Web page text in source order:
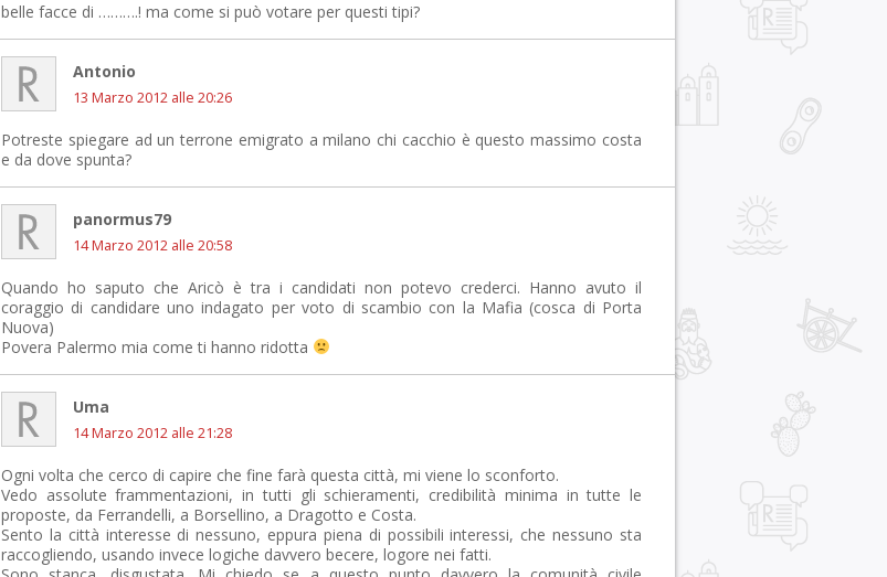
belle facce di ……….! ma come si può votare per questi tipi?
Antonio
13 Marzo 2012 alle 20:26
Potreste spiegare ad un terrone emigrato a milano chi cacchio è questo massimo costa
e da dove spunta?
panormus79
14 Marzo 2012 alle 20:58
Quando ho saputo che Aricò è tra i candidati non potevo crederci. Hanno avuto il
coraggio di candidare uno indagato per voto di scambio con la Mafia (cosca di Porta
Nuova)
Povera Palermo mia come ti hanno ridotta
Uma
14 Marzo 2012 alle 21:28
Ogni volta che cerco di capire che fine farà questa città, mi viene lo sconforto.
Vedo assolute frammentazioni, in tutti gli schieramenti, credibilità minima in tutte le
proposte, da Ferrandelli, a Borsellino, a Dragotto e Costa.
Sento la città interesse di nessuno, eppura piena di possibili interessi, che nessuno sta
raccogliendo, usando invece logiche davvero becere, logore nei fatti.